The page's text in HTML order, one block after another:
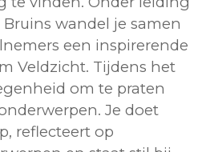
wandel je samen
een inspirerende
Veldzicht. Tijdens het
om te praten
Je doet
reflecteert op